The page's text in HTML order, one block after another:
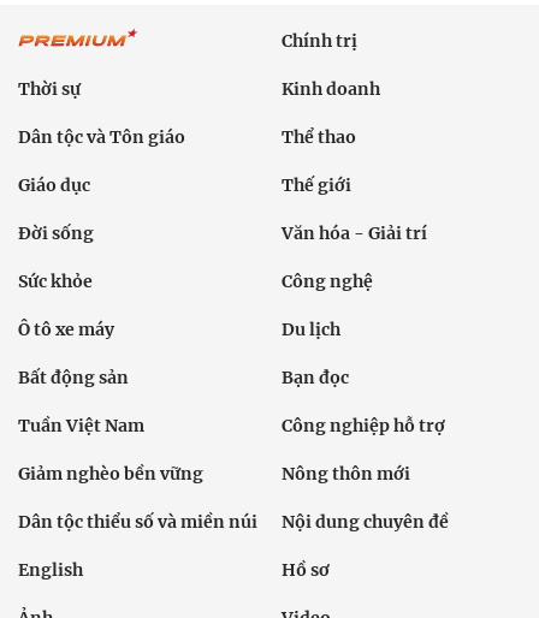
Chính trị
Thời sự Kinh doanh
Dân tộc và Tôn giáo Thể thao
Giáo dục Thế giới
Đời sống Văn hóa - Giải trí
Sức khỏe Công nghệ
Ô tô xe máy Du lịch
Bất động sản Bạn đọc
Tuần Việt Nam Công nghiệp hỗ trợ
Giảm nghèo bền vững Nông thôn mới
Dân tộc thiểu số và miền núi Nội dung chuyên đề
English Hồ sơ